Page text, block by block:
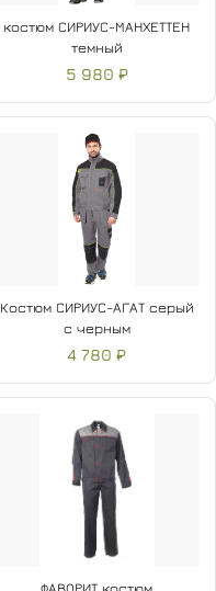
костюм СИРИУС-МАНХЕТТЕН
темный
5 980 ₽
Костюм СИРИУС-АГАТ серый
с черным
4 780 ₽